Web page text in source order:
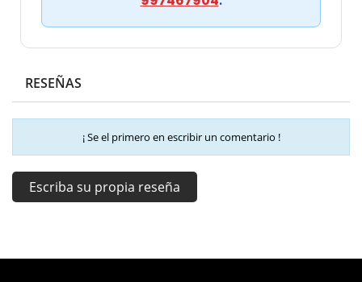
RESEÑAS
¡ Se el primero en escribir un comentario !
Escriba su propia reseña